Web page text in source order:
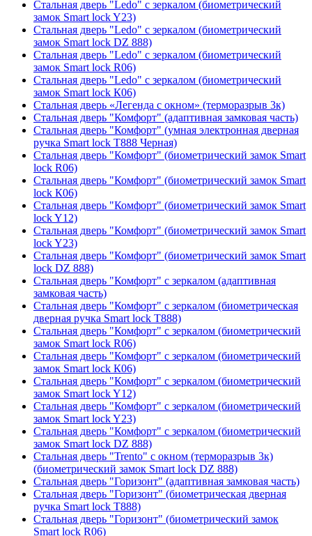
Стальная дверь "Ledo" с зеркалом (биометрический
замок Smart lock Y23)
Стальная дверь "Ledo" с зеркалом (биометрический
замок Smart lock DZ 888)
Стальная дверь "Ledo" с зеркалом (биометрический
замок Smart lock R06)
Стальная дверь "Ledo" с зеркалом (биометрический
замок Smart lock К06)
Стальная дверь «Легенда с окном» (терморазрыв 3к)
Стальная дверь "Комфорт" (адаптивная замковая часть)
Стальная дверь "Комфорт" (умная электронная дверная
ручка Smart lock T888 Черная)
Стальная дверь "Комфорт" (биометрический замок Smart
lock R06)
Стальная дверь "Комфорт" (биометрический замок Smart
lock К06)
Стальная дверь "Комфорт" (биометрический замок Smart
lock Y12)
Стальная дверь "Комфорт" (биометрический замок Smart
lock Y23)
Стальная дверь "Комфорт" (биометрический замок Smart
lock DZ 888)
Стальная дверь "Комфорт" с зеркалом (адаптивная
замковая часть)
Стальная дверь "Комфорт" с зеркалом (биометрическая
дверная ручка Smart lock T888)
Стальная дверь "Комфорт" с зеркалом (биометрический
замок Smart lock R06)
Стальная дверь "Комфорт" с зеркалом (биометрический
замок Smart lock К06)
Стальная дверь "Комфорт" с зеркалом (биометрический
замок Smart lock Y12)
Стальная дверь "Комфорт" с зеркалом (биометрический
замок Smart lock Y23)
Стальная дверь "Комфорт" с зеркалом (биометрический
замок Smart lock DZ 888)
Стальная дверь "Trento" с окном (терморазрыв 3к)
(биометрический замок Smart lock DZ 888)
Стальная дверь "Горизонт" (адаптивная замковая часть)
Стальная дверь "Горизонт" (биометрическая дверная
ручка Smart lock T888)
Стальная дверь "Горизонт" (биометрический замок
Smart lock R06)